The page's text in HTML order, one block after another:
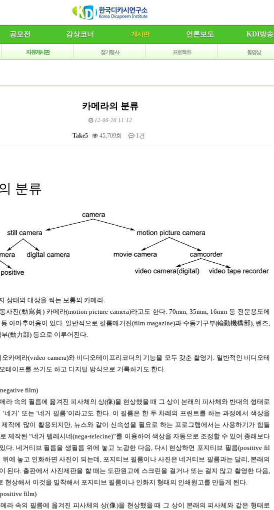
공모전 감상코너 게시판 언론보도 KDI방송
자유게시판 정기행사 프로젝트 동영상
카메라의 분류
12-06-20 11:12
Take5 45,709회 1건
분류
상태의 대상을 찍는 보통의 카메라.
사진(動寫眞) 카메라(motion picture camera)라고도 한다. 70mm, 35mm, 16mm 등 전문용도에
아마추어용이 있다. 일반적으로 필름매거진(film magazine)과 수동기구부(輸動機構部), 렌즈,
(動力部) 등으로 이루어진다.
오카메라(video camera)와 비디오테이프리코더의 기능을 모두 갖춘 촬영기. 일반적인 비디오테
테이프를 쓰기도 하고 디지털 방식으로 기록하기도 한다.
film)
라 속의 필름에 옮겨진 피사체의 상(像)을 현상했을 때 그 상이 본래의 피사체와 반대의 형태로
네거’ 또는 ‘네거 필름’이라고도 한다. 이 필름은 한 두 차례의 프린트를 하는 과정에서 색상을
작에 많이 활용되지만, 뉴스와 같이 신속성을 필요로 하는 프로그램에서는 사용하기가 힘들
제작된 “네거 텔레시네(nega-telecine)”를 이용하여 색상을 자동으로 조정할 수 있어 종래보다
다. 네거티브 필름을 생필름 위에 놓고 노광한 다음, 다시 현상하면 포지티브 필름(positive fil
위에 놓고 인화하면 사진이 되는데, 포지티브 필름이나 사진은 네거티브 필름과는 달리, 본래의
된다. 출판에서 사진제판을 할 때는 도판원고에 스크린을 걸거나 또는 걸지 않고 촬영한 다음,
현상해서 이것을 밀착해서 포지티브 필름이나 인화지 형태의 인쇄원고를 만들게 된다.
film)
라 속의 필름에 옮겨진 피사체의 상(像)을 현상했을 때 그 상이 본래의 피사체와 같은 형태로